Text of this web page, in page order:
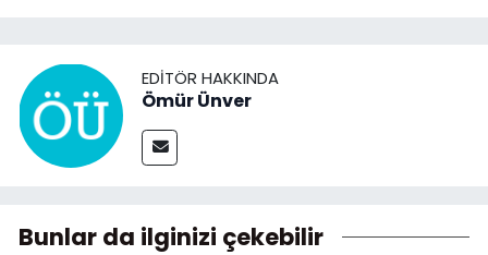
EDITÖR HAKKINDA
Ömür Ünver
Bunlar da ilginizi çekebilir